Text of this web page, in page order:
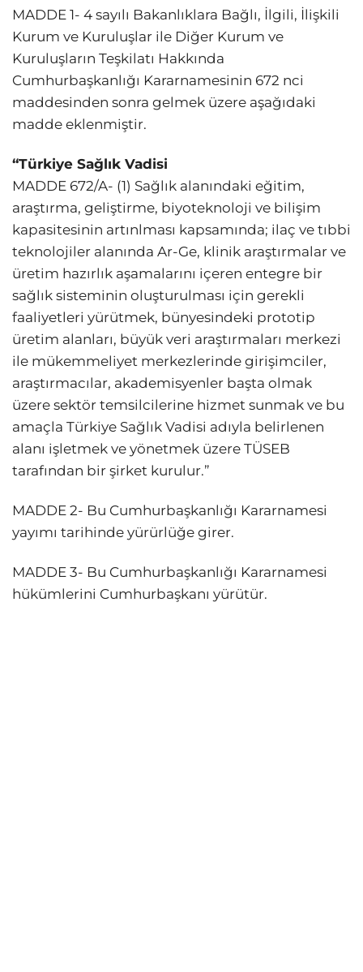
MADDE 1- 4 sayılı Bakanlıklara Bağlı, İlgili, İlişkili
Kurum ve Kuruluşlar ile Diğer Kurum ve
Kuruluşların Teşkilatı Hakkında
Cumhurbaşkanlığı Kararnamesinin 672 nci
maddesinden sonra gelmek üzere aşağıdaki
madde eklenmiştir.
“Türkiye Sağlık Vadisi
MADDE 672/A- (1) Sağlık alanındaki eğitim,
araştırma, geliştirme, biyoteknoloji ve bilişim
kapasitesinin artınlması kapsamında; ilaç ve tıbbi
teknolojiler alanında Ar-Ge, klinik araştırmalar ve
üretim hazırlık aşamalarını içeren entegre bir
sağlık sisteminin oluşturulması için gerekli
faaliyetleri yürütmek, bünyesindeki prototip
üretim alanları, büyük veri araştırmaları merkezi
ile mükemmeliyet merkezlerinde girişimciler,
araştırmacılar, akademisyenler başta olmak
üzere sektör temsilcilerine hizmet sunmak ve bu
amaçla Türkiye Sağlık Vadisi adıyla belirlenen
alanı işletmek ve yönetmek üzere TÜSEB
tarafından bir şirket kurulur.”
MADDE 2- Bu Cumhurbaşkanlığı Kararnamesi
yayımı tarihinde yürürlüğe girer.
MADDE 3- Bu Cumhurbaşkanlığı Kararnamesi
hükümlerini Cumhurbaşkanı yürütür.